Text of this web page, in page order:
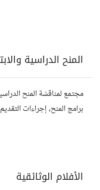
المنح الدراسية
مجتمع لمناقشة المنح
برامج المنح، إجراءات
الأفلام الوثائقية